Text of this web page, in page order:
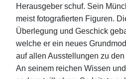
Herausgeber schuf. Sein
meist fotografierten Figuren.
Überlegung und Geschick
welche er ein neues
auf allen Ausstellungen zu den
An seinem reichen Wissen